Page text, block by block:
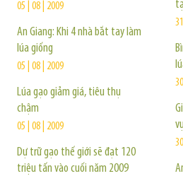
05 | 08 | 2009
An Giang: Khi 4 nhà bắt tay làm
lúa giống
05 | 08 | 2009
Lúa gạo giảm giá, tiêu thụ
chậm
05 | 08 | 2009
Dự trữ gạo thế giới sẽ đạt 120
triệu tấn vào cuối năm 2009